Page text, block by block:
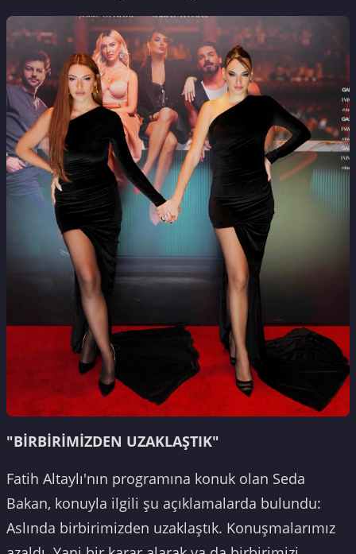
"BİRBİRİMİZDEN UZAKLAŞTIK"
Fatih Altaylı'nın programına konuk olan Seda
Bakan, konuyla ilgili şu açıklamalarda bulundu:
Aslında birbirimizden uzaklaştık. Konuşmalarımız